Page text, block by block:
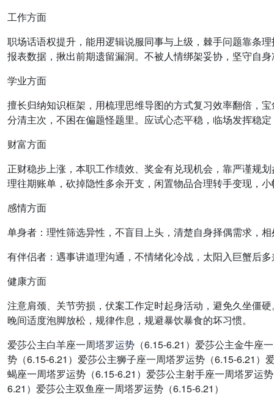
工作方面
职场话语权提升，能用逻辑说服同事与上级，棘手问题靠条
报表数据，揪出前期遗留漏洞。不被人情绑架妥协，坚守自
学业方面
擅长归纳知识框架，用梳理思维导图的方式复习效率翻倍，
分清主次，不困在偏题怪题里。应试心态平稳，临场发挥稳
财富方面
正财稳步上涨，本职工作绩效、奖金有兑现机会，靠严谨规
理往期账单，砍掉隐性多余开支，闲置物品合理转手变现，
感情方面
单身者：理性筛选异性，不盲目上头，清楚自身择偶需求，
有伴侣者：遇事讲道理沟通，不情绪化冷战，太阳入巨蟹后
健康方面
注意肩颈、关节劳损，伏案工作定时起身活动，避免久坐僵
晚间适度泡脚放松，规律作息，规避暴饮暴食的坏习惯。
爱莎公主白羊座一周塔罗运势 （6.15-6.21）爱莎公主金牛座
势（6.15-6.21）爱莎公主狮子座一周塔罗运势（6.15-6.21
蝎座一周塔罗运势（6.15-6.21）爱莎公主射手座一周塔罗运
6.21）爱莎公主双鱼座一周塔罗运势（6.15-6.21）